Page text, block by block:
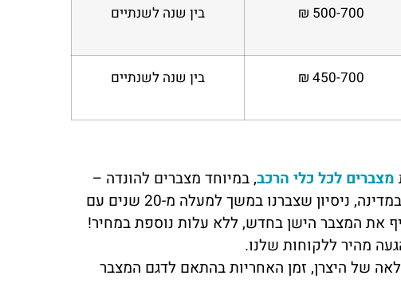
500-700 ₪ בין שנה לשנתיים
450-700 ₪ בין שנה לשנתיים
מצברים לכל כלי הרכב, במיוחד מצברים להונדה –
אנחנו מתחייבים לספק לכם את השירות ההגון והטוב ביותר במדינה, ניסיון שצברנו במשך למעלה מ-20 שנים עם
את המצבר הישן בחדש, ללא עלות נוספת במחיר!
מהיר ללקוחות שלנו.
של היצרן, זמן האחריות בהתאם לדגם המצבר